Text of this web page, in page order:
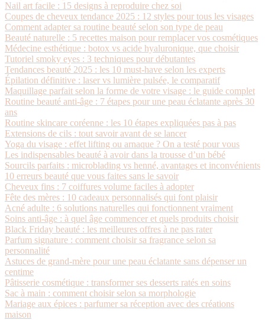
Nail art facile : 15 designs à reproduire chez soi
Coupes de cheveux tendance 2025 : 12 styles pour tous les visages
Comment adapter sa routine beauté selon son type de peau
Beauté naturelle : 5 recettes maison pour remplacer vos cosmétiques
Médecine esthétique : botox vs acide hyaluronique, que choisir
Tutoriel smoky eyes : 3 techniques pour débutantes
Tendances beauté 2025 : les 10 must-have selon les experts
Épilation définitive : laser vs lumière pulsée, le comparatif
Maquillage parfait selon la forme de votre visage : le guide complet
Routine beauté anti-âge : 7 étapes pour une peau éclatante après 30
ans
Routine skincare coréenne : les 10 étapes expliquées pas à pas
Extensions de cils : tout savoir avant de se lancer
Yoga du visage : effet lifting ou arnaque ? On a testé pour vous
Les indispensables beauté à avoir dans la trousse d’un bébé
Sourcils parfaits : microblading vs henné, avantages et inconvénients
10 erreurs beauté que vous faites sans le savoir
Cheveux fins : 7 coiffures volume faciles à adopter
Fête des mères : 10 cadeaux personnalisés qui font plaisir
Acné adulte : 6 solutions naturelles qui fonctionnent vraiment
Soins anti-âge : à quel âge commencer et quels produits choisir
Black Friday beauté : les meilleures offres à ne pas rater
Parfum signature : comment choisir sa fragrance selon sa
personnalité
Astuces de grand-mère pour une peau éclatante sans dépenser un
centime
Pâtisserie cosmétique : transformer ses desserts ratés en soins
Sac à main : comment choisir selon sa morphologie
Mariage aux épices : parfumer sa réception avec des créations
maison